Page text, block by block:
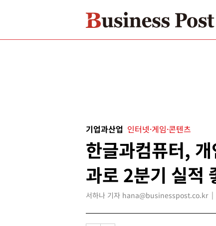
기업과산업 인터넷·게임·콘텐츠
한글과컴퓨터,
과로 2분기 실적
서하나 기자 hana@businesspost.co.kr